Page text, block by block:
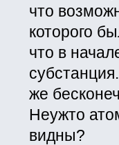
что
которого
что в
же
Неужто
видны?